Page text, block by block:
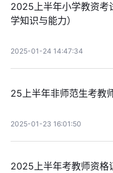
2025上半年小学教资考
学知识与能力）
2025-01-24 14:47:34
25上半年非师范生考教
2025-01-23 16:01:50
2025上半年考教师资格